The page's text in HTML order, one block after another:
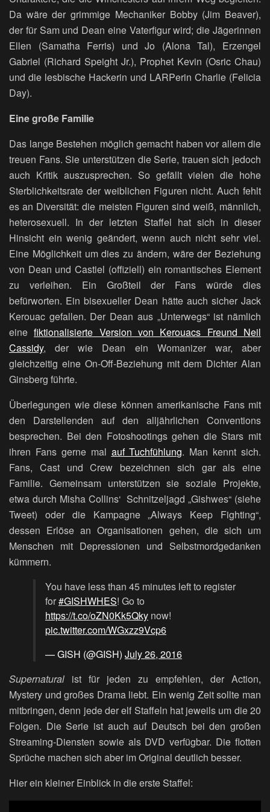
Da wäre der grimmige Mechaniker Bobby (Jim Beaver),
der für Sam und Dean eine Vaterfigur wird; die Jägerinnen
Ellen (Samatha Ferris) und Jo (Alona Tal), Erzengel
Gabriel (Richard Speight Jr.), Prophet Kevin (Osric Chau)
und die lesbische Hackerin und LARPerin Charlie (Felicia
Day).
Eine große Familie
Das lange Bestehen möglich gemacht haben vor allem die
treuen Fans. Sie unterstützen die Serie, trauen sich jedoch
auch Kritik auszusprechen. So gefällt vielen die hohe
Sterblichkeitsrate der weiblichen Figuren nicht. Auch fehlt
es an Diversität: die meisten Figuren sind weiß, männlich,
heterosexuell. In der letzten Staffel hat sich in dieser
Hinsicht ein wenig geändert, wenn auch nicht sehr viel.
Eine Möglichkeit um dies zu ändern, wäre der Beziehung
von Dean und Castiel (offiziell) ein romantisches Element
zu verleihen. Ein Großteil der Fans würde dies
befürworten. Ein bisexueller Dean hätte auch sicher Jack
Kerouac gefallen. Der Dean aus „Unterwegs“ ist nämlich
einefiktionalisierte Version von Kerouacs Freund Neil
Cassidy, der wie Dean ein Womanizer war, aber
gleichzeitig eine On-Off-Beziehung mit dem Dichter Alan
Ginsberg führte.
Überlegungen wie diese können amerikanische Fans mit
den Darstellenden auf den alljährlichen Conventions
besprechen. Bei den Fotoshootings gehen die Stars mit
ihren Fans gerne mal auf Tuchfühlung. Man kennt sich.
Fans, Cast und Crew bezeichnen sich gar als eine
Familie. Gemeinsam unterstützen sie soziale Projekte,
etwa durch Misha Collins‘ Schnitzeljagd „Gishwes“ (siehe
Tweet) oder die Kampagne „Always Keep Fighting“,
dessen Erlöse an Organisationen gehen, die sich um
Menschen mit Depressionen und Selbstmordgedanken
kümmern.
You have less than 45 minutes left to register
for#GISHWHES! Go to
https://t.co/oZN0Kk5Qky now!
pic.twitter.com/WGxzz9Vcp6
— GISH (@GISH) July 26, 2016
Supernatural ist für jeden zu empfehlen, der Action,
Mystery und großes Drama liebt. Ein wenig Zeit sollte man
mitbringen, denn jede der elf Staffeln hat jeweils um die 20
Folgen. Die Serie ist auch auf Deutsch bei den großen
Streaming-Diensten sowie als DVD verfügbar. Die flotten
Sprüche machen sich aber im Original deutlich besser.
Hier ein kleiner Einblick in die erste Staffel: